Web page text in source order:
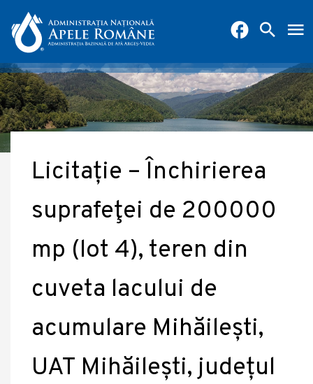
Licitație – Închirierea
suprafeţei de 200000
mp (lot 4), teren din
cuveta lacului de
acumulare Mihăilești,
UAT Mihăilești, județul